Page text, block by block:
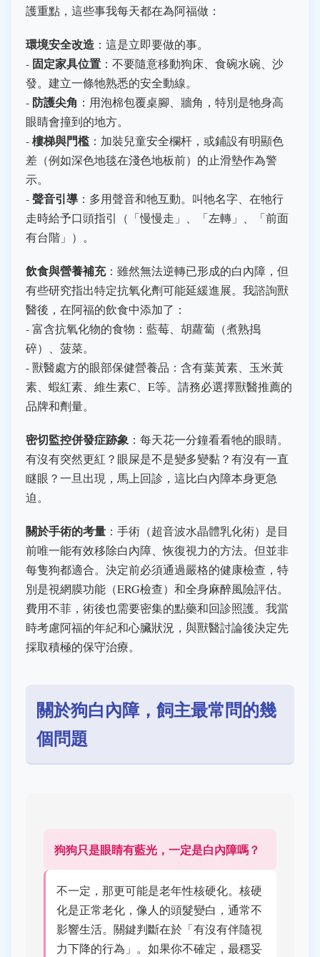
護重點，這些事我每天都在為阿福做：
環境安全改造 ：這是立即要做的事。
- 固定家具位置 ：不要隨意移動狗床、食碗水碗、沙
發。建立一條牠熟悉的安全動線。
- 防護尖角 ：用泡棉包覆桌腳、牆角，特別是牠身高
眼睛會撞到的地方。
-樓梯與門檻 ：加裝兒童安全欄杆，或鋪設有明顯色
差（例如深色地毯在淺色地板前）的止滑墊作為警
示。
-聲音引導 ：多用聲音和牠互動。叫牠名字、在牠行
走時給予口頭指引（「慢慢走」、「左轉」、「前面
有台階」）。
飲食與營養補充：雖然無法逆轉已形成的白內障，但
有些研究指出特定抗氧化劑可能延緩進展。我諮詢獸
醫後，在阿福的飲食中添加了：
- 富含抗氧化物的食物：藍莓、胡蘿蔔（煮熟搗
碎）、菠菜。
- 獸醫處方的眼部保健營養品：含有葉黃素、玉米黃
素、蝦紅素、維生素C、E等。請務必選擇獸醫推薦的
品牌和劑量。
密切監控併發症跡象 ：每天花一分鐘看看牠的眼睛。
有沒有突然更紅？眼屎是不是變多變黏？有沒有一直
瞇眼？一旦出現，馬上回診，這比白內障本身更急
迫。
關於手術的考量 ：手術（超音波水晶體乳化術）是目
前唯一能有效移除白內障、恢復視力的方法。但並非
每隻狗都適合。決定前必須通過嚴格的健康檢查，特
別是視網膜功能（ERG檢查）和全身麻醉風險評估。
費用不菲，術後也需要密集的點藥和回診照護。我當
時考慮阿福的年紀和心臟狀況，與獸醫討論後決定先
採取積極的保守治療。
關於狗白內障，飼主最常問的幾
個問題
狗狗只是眼睛有藍光，一定是白內障嗎？
不一定，那更可能是老年性核硬化。核硬
化是正常老化，像人的頭髮變白，通常不
影響生活。關鍵判斷在於「有沒有伴隨視
力下降的行為」。如果你不確定，最穩妥